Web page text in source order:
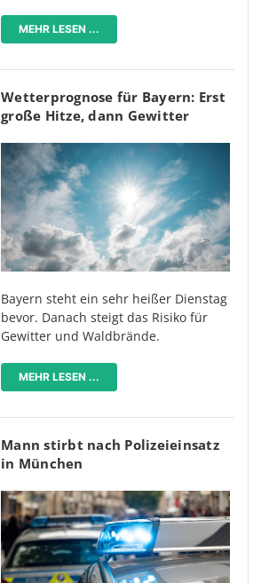
MEHR LESEN ...
Wetterprognose für Bayern: Erst
große Hitze, dann Gewitter
Bayern steht ein sehr heißer Dienstag
bevor. Danach steigt das Risiko für
Gewitter und Waldbrände.
MEHR LESEN ...
Mann stirbt nach Polizeieinsatz
in München